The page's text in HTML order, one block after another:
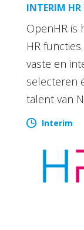
INTERIM HR
OpenHR is
HR
vaste en
selecteren
talent van
Interim